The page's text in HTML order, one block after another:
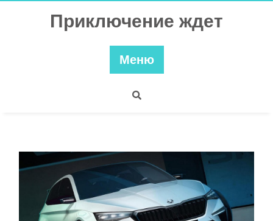
Приключение ждет
Меню